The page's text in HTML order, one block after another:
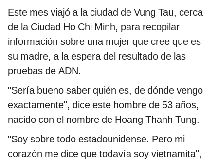
Este mes viajó a la ciudad de Vung Tau, cerca
de la Ciudad Ho Chi Minh, para recopilar
información sobre una mujer que cree que es
su madre, a la espera del resultado de las
pruebas de ADN.
"Sería bueno saber quién es, de dónde vengo
exactamente", dice este hombre de 53 años,
nacido con el nombre de Hoang Thanh Tung.
"Soy sobre todo estadounidense. Pero mi
corazón me dice que todavía soy vietnamita",